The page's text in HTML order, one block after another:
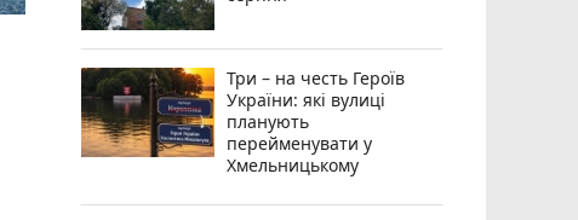
Три – на честь Героїв
України: які вулиці
планують
перейменувати у
Хмельницькому